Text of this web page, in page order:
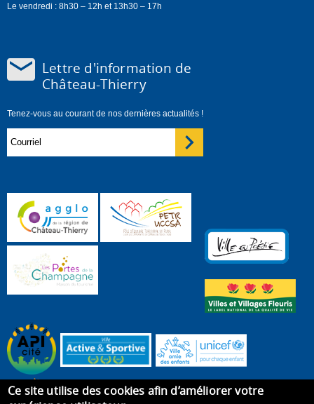
Le vendredi : 8h30 – 12h et 13h30 – 17h
Lettre d'information de
Château-Thierry
Tenez-vous au courant de nos dernières actualités !
Ce site utilise des cookies afin d’améliorer votre